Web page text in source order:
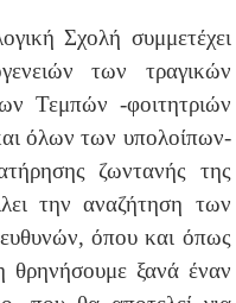
Σχολή συμμετέχει
των τραγικών
Τεμπών -φοιτητριών
όλων των υπολοίπων-
ζωντανής της
την αναζήτηση των
όπου και όπως
θρηνήσουμε ξανά έναν